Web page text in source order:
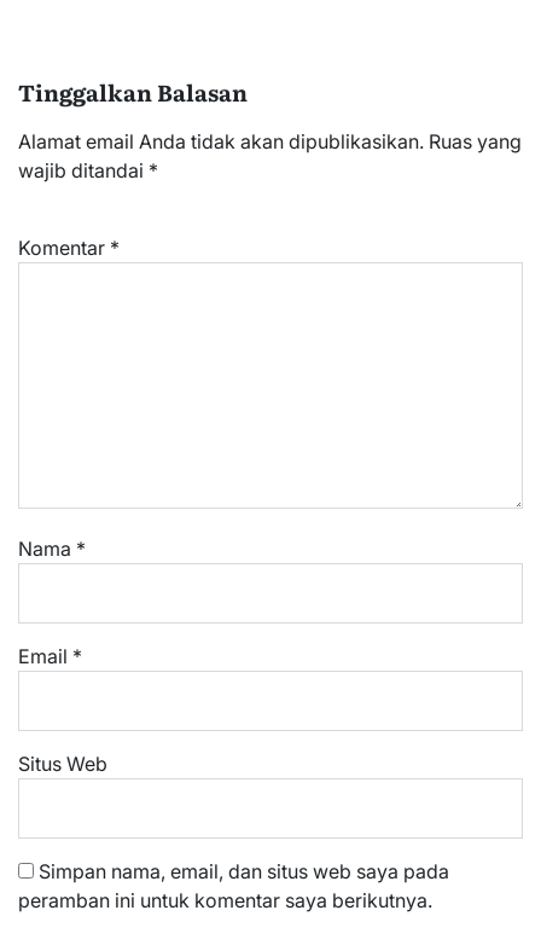
Tinggalkan Balasan
Alamat email Anda tidak akan dipublikasikan. Ruas yang
wajib ditandai *
Komentar *
Nama *
Email *
Situs Web
Simpan nama, email, dan situs web saya pada
peramban ini untuk komentar saya berikutnya.